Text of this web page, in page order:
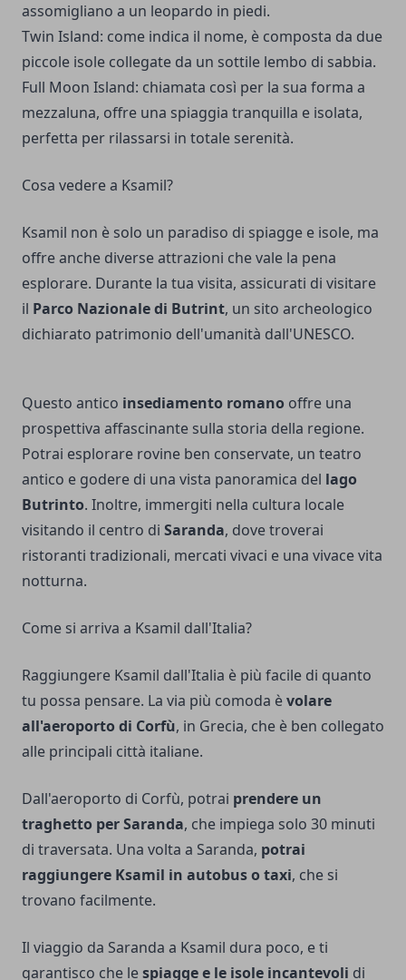
assomigliano a un leopardo in piedi.
Twin Island: come indica il nome, è composta da due
piccole isole collegate da un sottile lembo di sabbia.
Full Moon Island: chiamata così per la sua forma a
mezzaluna, offre una spiaggia tranquilla e isolata,
perfetta per rilassarsi in totale serenità.
Cosa vedere a Ksamil?
Ksamil non è solo un paradiso di spiagge e isole, ma
offre anche diverse attrazioni che vale la pena
esplorare. Durante la tua visita, assicurati di visitare
il Parco Nazionale di Butrint, un sito archeologico
dichiarato patrimonio dell'umanità dall'UNESCO.
Questo antico insediamento romano offre una
prospettiva affascinante sulla storia della regione.
Potrai esplorare rovine ben conservate, un teatro
antico e godere di una vista panoramica del lago
Butrinto. Inoltre, immergiti nella cultura locale
visitando il centro di Saranda, dove troverai
ristoranti tradizionali, mercati vivaci e una vivace vita
notturna.
Come si arriva a Ksamil dall'Italia?
Raggiungere Ksamil dall'Italia è più facile di quanto
tu possa pensare. La via più comoda èvolare
all'aeroporto di Corfù, in Grecia, che è ben collegato
alle principali città italiane.
Dall'aeroporto di Corfù, potrai prendere un
traghetto per Saranda, che impiega solo 30 minuti
di traversata. Una volta a Saranda, potrai
raggiungere Ksamil in autobus o taxi, che si
trovano facilmente.
Il viaggio da Saranda a Ksamil dura poco, e ti
garantisco che lespiagge e le isole incantevoli di